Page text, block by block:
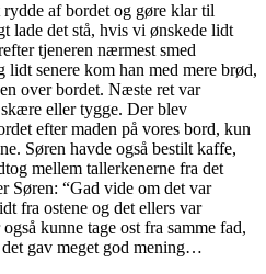
af bordet og gøre klar til
lade det stå, hvis vi ønskede lidt
tjeneren nærmest smed
lidt senere kom han med mere brød,
over bordet. Næste ret var
eller tygge. Der blev
efter maden på vores bord, kun
Søren havde også bestilt kaffe,
mellem tallerkenerne fra det
Søren: “Gad vide om det var
fra ostene og det ellers var
kunne tage ost fra samme fad,
det gav meget god mening…